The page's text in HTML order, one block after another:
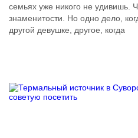
семьях уже никого не удивишь.
знаменитости. Но одно дело,
другой девушке, другое, когда